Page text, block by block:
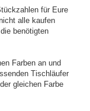
für Eure
alle kaufen
benötigten
Farben an und
Tischläufer
gleichen Farbe